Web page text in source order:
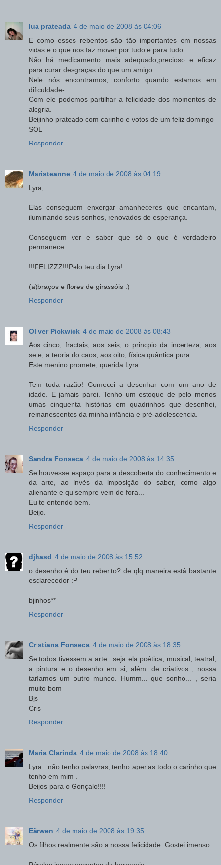
lua prateada 4 de maio de 2008 às 04:06
E como esses rebentos são tão importantes em nossas
vidas é o que nos faz mover por tudo e para tudo...
Não há medicamento mais adequado,precioso e eficaz
para curar desgraças do que um amigo.
Nele nós encontramos, conforto quando estamos em
dificuldade-
Com ele podemos partilhar a felicidade dos momentos de
alegria.
Beijinho prateado com carinho e votos de um feliz domingo
SOL
Responder
Maristeanne 4 de maio de 2008 às 04:19
Lyra,
Elas conseguem enxergar amanheceres que encantam,
iluminando seus sonhos, renovados de esperança.
Conseguem ver e saber que só o que é verdadeiro
permanece.
!!!FELIZZZ!!!Pelo teu dia Lyra!
(a)braços e flores de girassóis :)
Responder
Oliver Pickwick 4 de maio de 2008 às 08:43
Aos cinco, fractais; aos seis, o princpio da incerteza; aos
sete, a teoria do caos; aos oito, física quântica pura.
Este menino promete, querida Lyra.
Tem toda razão! Comecei a desenhar com um ano de
idade. E jamais parei. Tenho um estoque de pelo menos
umas cinquenta histórias em quadrinhos que desenhei,
remanescentes da minha infância e pré-adolescencia.
Responder
Sandra Fonseca 4 de maio de 2008 às 14:35
Se houvesse espaço para a descoberta do conhecimento e
da arte, ao invés da imposição do saber, como algo
alienante e qu sempre vem de fora...
Eu te entendo bem.
Beijo.
Responder
djhasd 4 de maio de 2008 às 15:52
o desenho é do teu rebento? de qlq maneira está bastante
esclarecedor :P
bjinhos**
Responder
Cristiana Fonseca 4 de maio de 2008 às 18:35
Se todos tivessem a arte , seja ela poética, musical, teatral,
a pintura e o desenho em si, além, de criativos , nossa
taríamos um outro mundo. Humm... que sonho... , seria
muito bom
Bjs
Cris
Responder
Maria Clarinda 4 de maio de 2008 às 18:40
Lyra...não tenho palavras, tenho apenas todo o carinho que
tenho em mim .
Beijos para o Gonçalo!!!!
Responder
Eärwen 4 de maio de 2008 às 19:35
Os filhos realmente são a nossa felicidade. Gostei imenso.